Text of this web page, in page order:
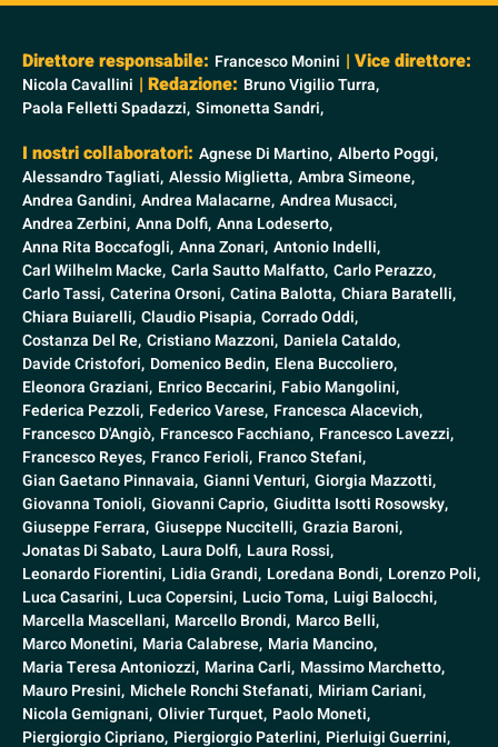
Direttore responsabile: Francesco Monini | Vice direttore:
Nicola Cavallini | Redazione: Bruno Vigilio Turra,
Paola Felletti Spadazzi, Simonetta Sandri,
I nostri collaboratori: Agnese Di Martino, Alberto Poggi,
Alessandro Tagliati, Alessio Miglietta, Ambra Simeone,
Andrea Gandini, Andrea Malacarne, Andrea Musacci,
Andrea Zerbini, Anna Dolfi, Anna Lodeserto,
Anna Rita Boccafogli, Anna Zonari, Antonio Indelli,
Carl Wilhelm Macke, Carla Sautto Malfatto, Carlo Perazzo,
Carlo Tassi, Caterina Orsoni, Catina Balotta, Chiara Baratelli,
Chiara Buiarelli, Claudio Pisapia, Corrado Oddi,
Costanza Del Re, Cristiano Mazzoni, Daniela Cataldo,
Davide Cristofori, Domenico Bedin, Elena Buccoliero,
Eleonora Graziani, Enrico Beccarini, Fabio Mangolini,
Federica Pezzoli, Federico Varese, Francesca Alacevich,
Francesco D'Angiò, Francesco Facchiano, Francesco Lavezzi,
Francesco Reyes, Franco Ferioli, Franco Stefani,
Gian Gaetano Pinnavaia, Gianni Venturi, Giorgia Mazzotti,
Giovanna Tonioli, Giovanni Caprio, Giuditta Isotti Rosowsky,
Giuseppe Ferrara, Giuseppe Nuccitelli, Grazia Baroni,
Jonatas Di Sabato, Laura Dolfi, Laura Rossi,
Leonardo Fiorentini, Lidia Grandi, Loredana Bondi, Lorenzo Poli,
Luca Casarini, Luca Copersini, Lucio Toma, Luigi Balocchi,
Marcella Mascellani, Marcello Brondi, Marco Belli,
Marco Monetini, Maria Calabrese, Maria Mancino,
Maria Teresa Antoniozzi, Marina Carli, Massimo Marchetto,
Mauro Presini, Michele Ronchi Stefanati, Miriam Cariani,
Nicola Gemignani, Olivier Turquet, Paolo Moneti,
Piergiorgio Cipriano, Piergiorgio Paterlini, Pierluigi Guerrini,